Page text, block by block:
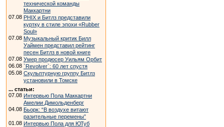
технической команды
Маккартни
07.08 PHIX и Битлз представили
куртку в стиле эпохи «Rubber
Soul»
07.08 Музыкальный критик Билл
Уаймен представил рейтинг
песен Битлз в новой книге
07.08 Умер продюсер Уильям Орбит
06.08 `Revolver`: 60 лет спустя
05.08 Скульптурную группу Битлз
установили в Томске
... статьи:
07.08 Интервью Пола Маккартни
Амелии Димольденберг
04.08 Бьорк: “В воздухе витают
разительные перемены”
01.08 Интервью Пола для ЮТуб